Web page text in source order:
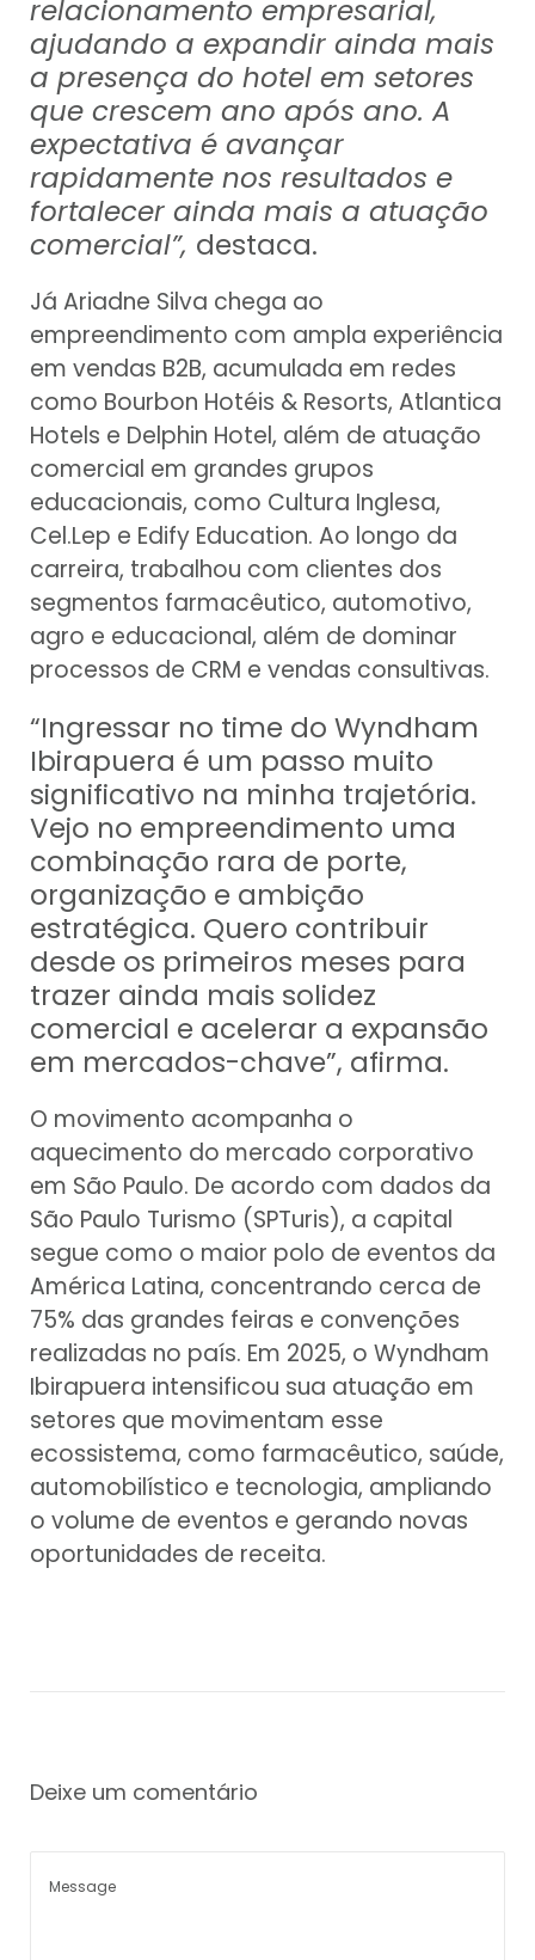
relacionamento empresarial,
ajudando a expandir ainda mais
a presença do hotel em setores
que crescem ano após ano. A
expectativa é avançar
rapidamente nos resultados e
fortalecer ainda mais a atuação
comercial”, destaca.
Já Ariadne Silva chega ao
empreendimento com ampla experiência
em vendas B2B, acumulada em redes
como Bourbon Hotéis & Resorts, Atlantica
Hotels e Delphin Hotel, além de atuação
comercial em grandes grupos
educacionais, como Cultura Inglesa,
Cel.Lep e Edify Education. Ao longo da
carreira, trabalhou com clientes dos
segmentos farmacêutico, automotivo,
agro e educacional, além de dominar
processos de CRM e vendas consultivas.
“Ingressar no time do Wyndham
Ibirapuera é um passo muito
significativo na minha trajetória.
Vejo no empreendimento uma
combinação rara de porte,
organização e ambição
estratégica. Quero contribuir
desde os primeiros meses para
trazer ainda mais solidez
comercial e acelerar a expansão
em mercados-chave”, afirma.
O movimento acompanha o
aquecimento do mercado corporativo
em São Paulo. De acordo com dados da
São Paulo Turismo (SPTuris), a capital
segue como o maior polo de eventos da
América Latina, concentrando cerca de
75% das grandes feiras e convenções
realizadas no país. Em 2025, o Wyndham
Ibirapuera intensificou sua atuação em
setores que movimentam esse
ecossistema, como farmacêutico, saúde,
automobilístico e tecnologia, ampliando
o volume de eventos e gerando novas
oportunidades de receita.
Deixe um comentário